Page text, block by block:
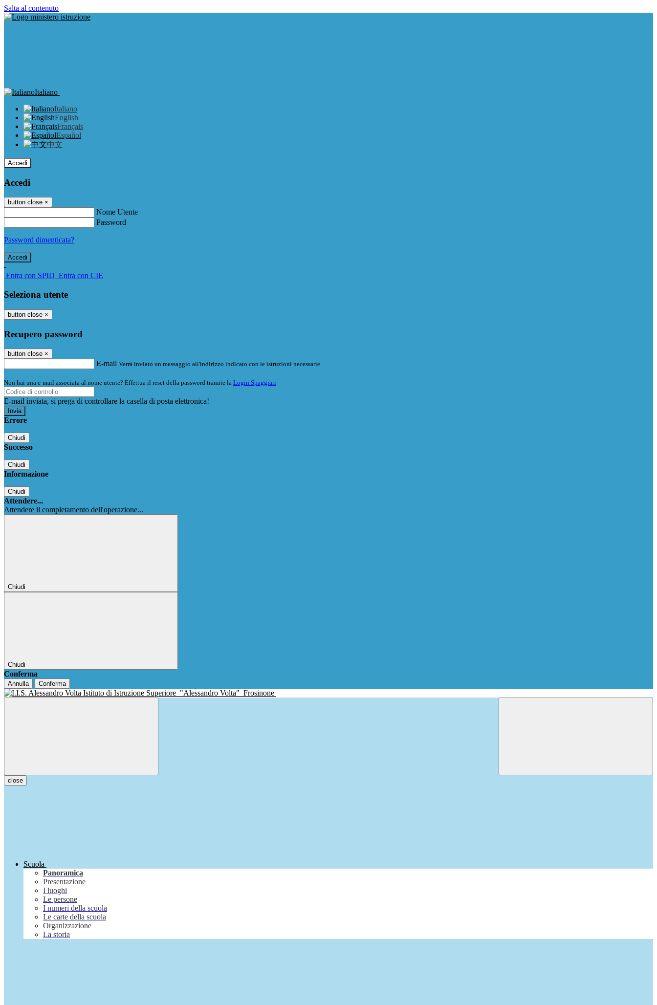
Salta al contenuto
Italiano
Italiano
English
Français
Español
中文
Accedi
Accedi
button close ×
Nome Utente
Password
Password dimenticata?
-
Entra con SPID Entra con CIE
Seleziona utente
button close ×
Recupero password
button close ×
E-mail Verrà inviato un messaggio all'indirizzo indicato con le istruzioni necessarie.
Non hai una e-mail associata al nome utente? Effettua il reset della password tramite la Login Spaggiari
E-mail inviata, si prega di controllare la casella di posta elettronica!
Errore
Chiudi
Successo
Chiudi
Informazione
Chiudi
Attendere...
Attendere il completamento dell'operazione...
Chiudi
Chiudi
Conferma
Annulla Conferma
Istituto di Istruzione Superiore "Alessandro Volta" Frosinone
close
Scuola
Panoramica
Presentazione
I luoghi
Le persone
I numeri della scuola
Le carte della scuola
Organizzazione
La storia